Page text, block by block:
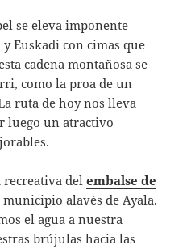
se eleva imponente
Euskadi con cimas que
cadena montañosa se
como la proa de un
ruta de hoy nos lleva
luego un atractivo
recreativa delembalse de
alavés de Ayala.
el agua a nuestra
brújulas hacia las